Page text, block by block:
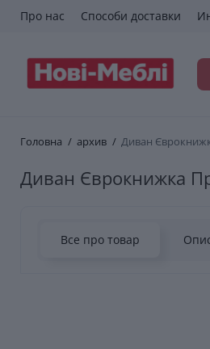
Про нас Способи доставки
Головна архив Диван
Диван Єврокнижка
Все про товар